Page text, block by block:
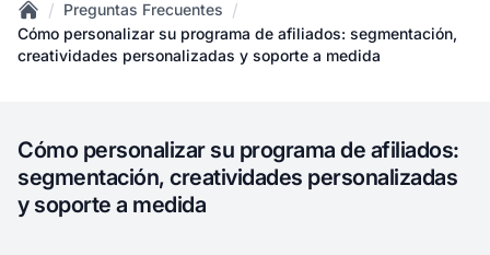
Home
/ Preguntas Frecuentes /
Cómo personalizar su programa de afiliados: segmentación,
creatividades personalizadas y soporte a medida
Cómo personalizar su programa de afiliados:
segmentación, creatividades personalizadas
y soporte a medida